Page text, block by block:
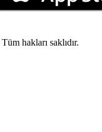
hakları saklıdır.